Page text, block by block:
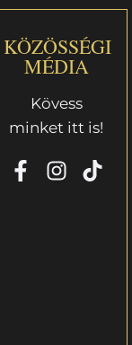
KÖZÖSSÉGI
MÉDIA
Kövess
minket itt is!